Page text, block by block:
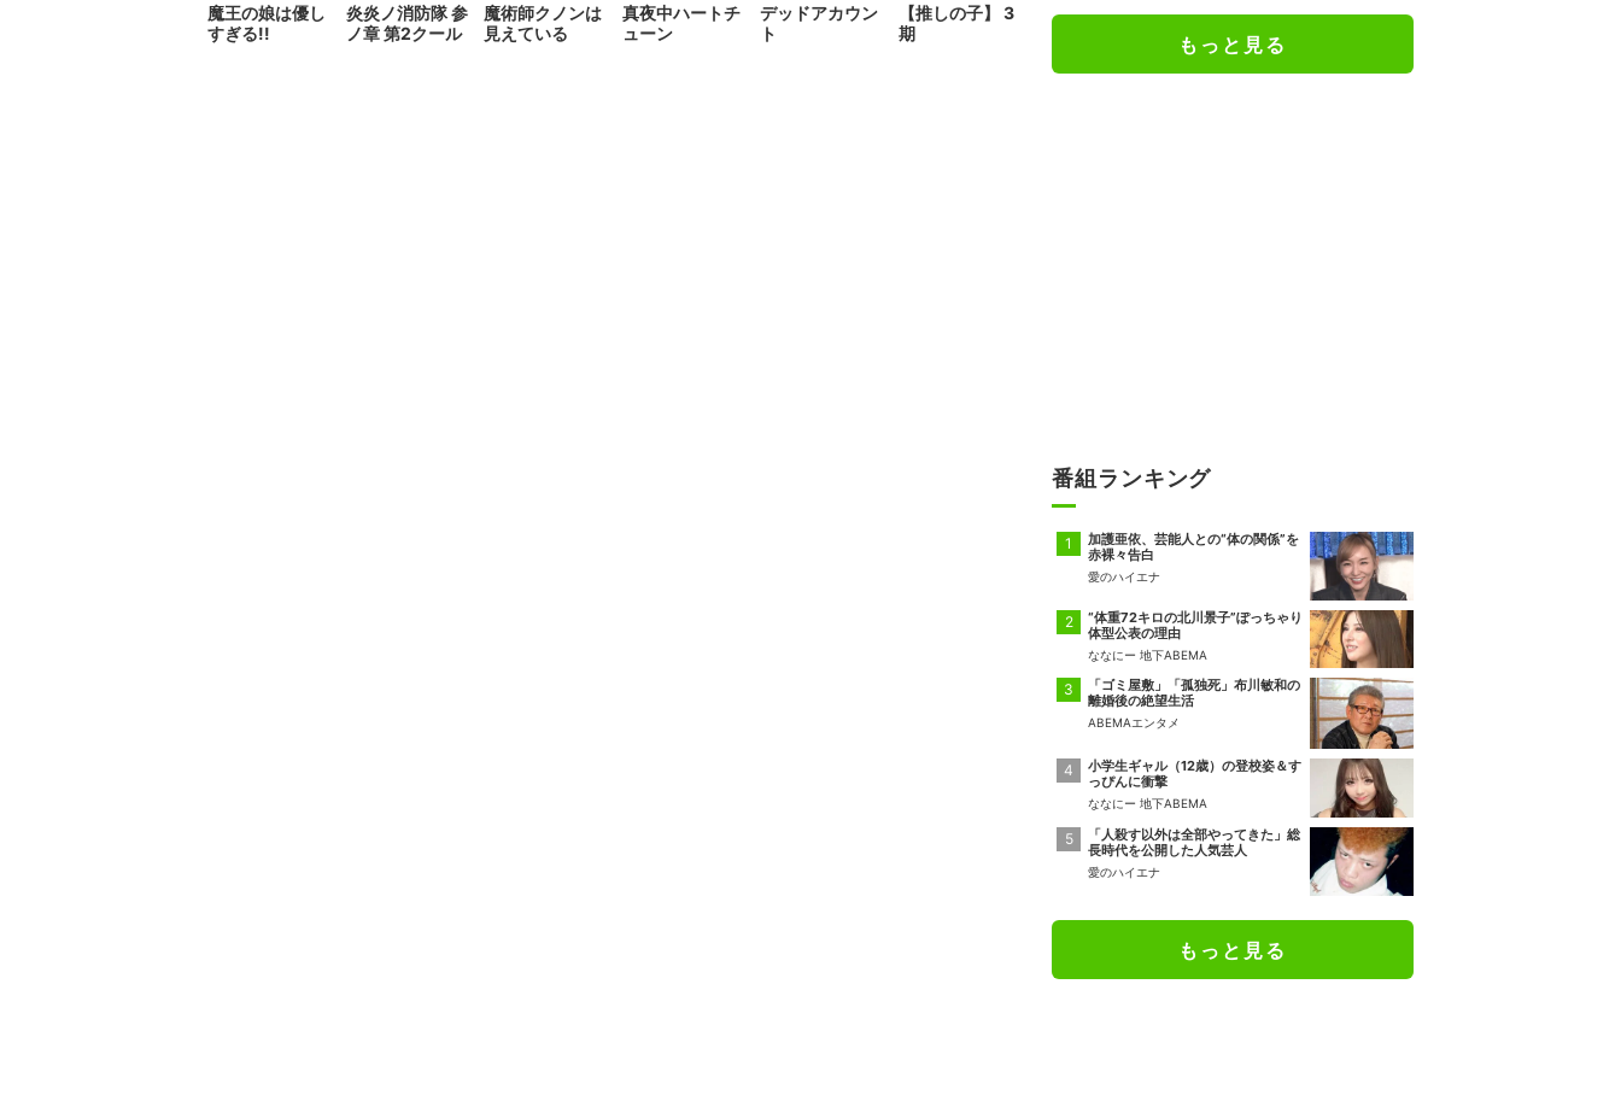
魔王の娘は優し
すぎる!!
炎炎ノ消防隊 参
ノ章 第2クール
魔術師クノンは
見えている
真夜中ハートチ
ューン
デッドアカウン
ト
【推しの子】 3
期
もっと見る
番組ランキング
加護亜依、芸能人との“体の関係”を
赤裸々告白
愛のハイエナ
“体重72キロの北川景子”ぽっちゃり
体型公表の理由
ななにー 地下ABEMA
「ゴミ屋敷」「孤独死」布川敏和の
離婚後の絶望生活
ABEMAエンタメ
小学生ギャル（12歳）の登校姿＆す
っぴんに衝撃
ななにー 地下ABEMA
「人殺す以外は全部やってきた」総
長時代を公開した人気芸人
愛のハイエナ
もっと見る